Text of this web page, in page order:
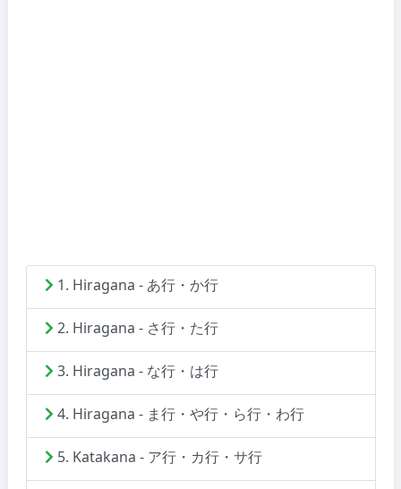
1. Hiragana - あ行・か行
2. Hiragana - さ行・た行
3. Hiragana - な行・は行
4. Hiragana - ま行・や行・ら行・わ行
5. Katakana - ア行・カ行・サ行